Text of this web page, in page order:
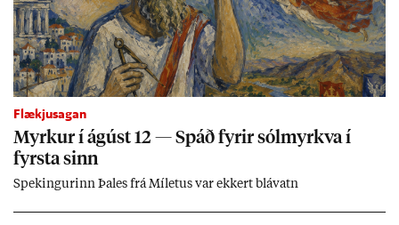
Flækjusagan
Myrk­ur í ág­úst 12 — Spáð fyr­ir sól­myrkva í
fyrsta sinn
Spek­ing­ur­inn Þa­les frá Míletus var ekk­ert blá­vatn